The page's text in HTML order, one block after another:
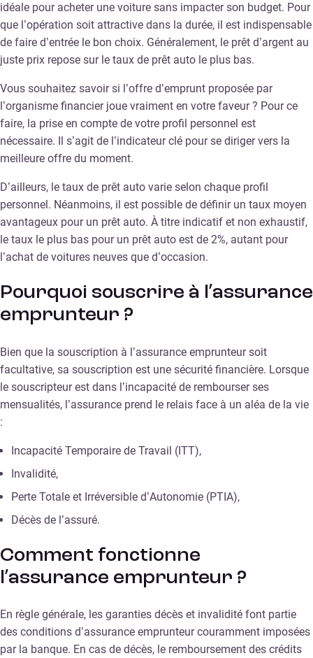
idéale pour acheter une voiture sans impacter son budget. Pour
que l’opération soit attractive dans la durée, il est indispensable
de faire d’entrée le bon choix. Généralement, le prêt d’argent au
juste prix repose sur le taux de prêt auto le plus bas.
Vous souhaitez savoir si l’offre d’emprunt proposée par
l’organisme financier joue vraiment en votre faveur ? Pour ce
faire, la prise en compte de votre profil personnel est
nécessaire. Il s’agit de l’indicateur clé pour se diriger vers la
meilleure offre du moment.
D’ailleurs, le taux de prêt auto varie selon chaque profil
personnel. Néanmoins, il est possible de définir un taux moyen
avantageux pour un prêt auto. À titre indicatif et non exhaustif,
le taux le plus bas pour un prêt auto est de 2%, autant pour
l’achat de voitures neuves que d’occasion.
Pourquoi souscrire à l’assurance
emprunteur ?
Bien que la souscription à l’assurance emprunteur soit
facultative, sa souscription est une sécurité financière. Lorsque
le souscripteur est dans l’incapacité de rembourser ses
mensualités, l’assurance prend le relais face à un aléa de la vie
:
Incapacité Temporaire de Travail (ITT),
Invalidité,
Perte Totale et Irréversible d’Autonomie (PTIA),
Décès de l’assuré.
Comment fonctionne
l’assurance emprunteur ?
En règle générale, les garanties décès et invalidité font partie
des conditions d’assurance emprunteur couramment imposées
par la banque. En cas de décès, le remboursement des crédits